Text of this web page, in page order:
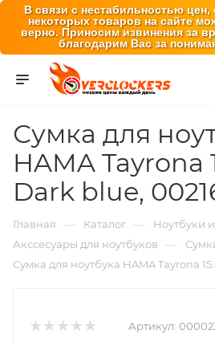
В связи с нестабильностью
некоторых товаров на сайте
верно. Приносим извинения за
благодарим Вас за
Сумка для
HAMA Tayrona
Dark blue,
Главная — Каталог — Ноутбуки
Акссесуары для ноутбуков —
Сумка для ноутбука HAMA Tayrona
Артикул: